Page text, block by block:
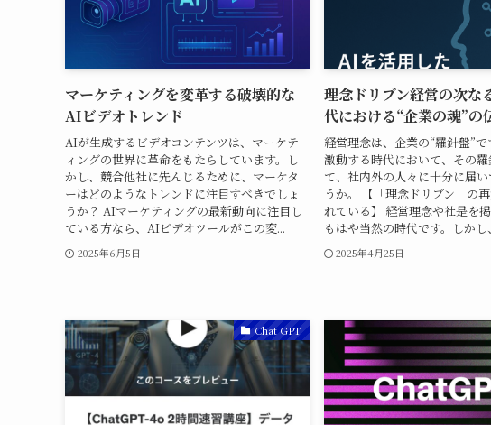
マーケティングを変革する破壊的な
AIビデオトレンド
AIが生成するビデオコンテンツは、マーケテ
ィングの世界に革命をもたらしています。し
かし、競合他社に先んじるために、マーケタ
ーはどのようなトレンドに注目すべきでしょ
うか？ AIマーケティングの最新動向に注目し
ている方なら、AIビデオツールがこの変...
2025年6月5日
理念ドリブン経営の次
代における“企業の魂”の
経営理念は、企業の“羅針盤”で
激動する時代において、その
て、社内外の人々に十分に届い
うか。 【「理念ドリブン」の
れている】 経営理念や社是を掲
もはや当然の時代です。しかし
2025年4月25日
Chat GPT